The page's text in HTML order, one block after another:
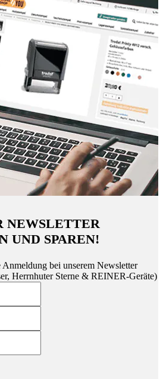
NEWSLETTER
UND SPAREN!
bei unserem Newsletter
Herrnhuter Sterne & REINER-Geräte)